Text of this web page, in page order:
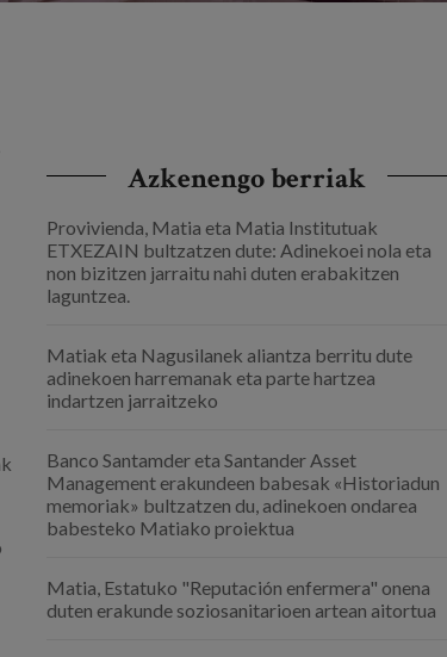
Azkenengo berriak
Provivienda, Matia eta Matia Institutuak
ETXEZAIN bultzatzen dute: Adinekoei nola eta
non bizitzen jarraitu nahi duten erabakitzen
laguntzea.
Matiak eta Nagusilanek aliantza berritu dute
adinekoen harremanak eta parte hartzea
indartzen jarraitzeko
Banco Santamder eta Santander Asset
Management erakundeen babesak «Historiadun
memoriak» bultzatzen du, adinekoen ondarea
babesteko Matiako proiektua
Matia, Estatuko "Reputación enfermera" onena
duten erakunde soziosanitarioen artean aitortua